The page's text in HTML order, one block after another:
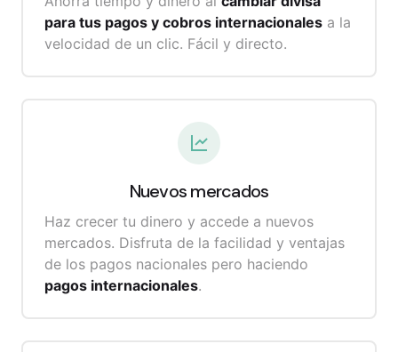
para tus pagos y cobros internacionales a la
velocidad de un clic. Fácil y directo.
Nuevos mercados
Haz crecer tu dinero y accede a nuevos
mercados. Disfruta de la facilidad y ventajas
de los pagos nacionales pero haciendo
pagos internacionales.